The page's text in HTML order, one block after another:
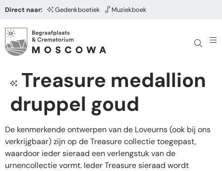
Direct naar: Gedenkboetiek Muziekboek
Treasure medallion
druppel goud
De kenmerkende ontwerpen van de Loveurns (ook bij ons
verkrijgbaar) zijn op de Treasure collectie toegepast,
waardoor ieder sieraad een verlengstuk van de
urnencollectie vormt. Ieder Treasure sieraad wordt